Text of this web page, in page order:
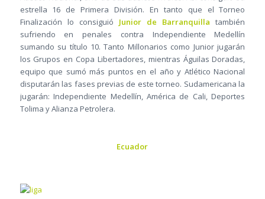
estrella 16 de Primera División. En tanto que el Torneo
Finalización lo consiguió Junior de Barranquilla también
sufriendo en penales contra Independiente Medellín
sumando su título 10. Tanto Millonarios como Junior jugarán
los Grupos en Copa Libertadores, mientras Águilas Doradas,
equipo que sumó más puntos en el año y Atlético Nacional
disputarán las fases previas de este torneo. Sudamericana la
jugarán: Independiente Medellín, América de Cali, Deportes
Tolima y Alianza Petrolera.
Ecuador